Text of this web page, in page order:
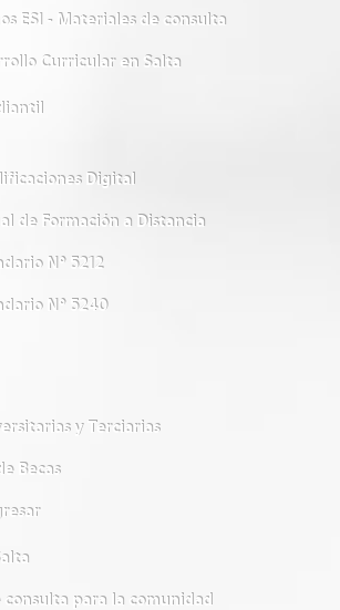
ESI - Materiales de consulta
Curricular en Salta
Digital
de Formación a Distancia
Nº 5212
Nº 5240
y Terciarias
Becas
consulta para la comunidad